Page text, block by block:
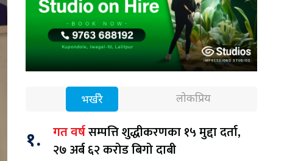
भर्खरै लोकप्रिय
१. गत वर्षसम्पत्ति शुद्धीकरणका १५ मुद्दा दर्ता,
२७ अर्ब ६२ करोड बिगो दाबी